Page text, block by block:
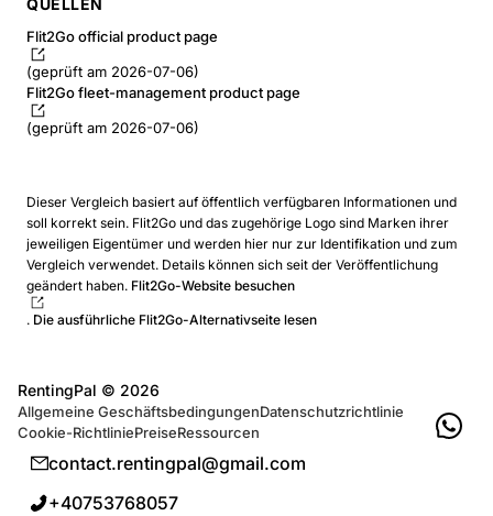
Flit2Go official product page
(geprüft am 2026-07-06)
Flit2Go fleet-management product page
(geprüft am 2026-07-06)
Dieser Vergleich basiert auf öffentlich verfügbaren Informationen und
soll korrekt sein. Flit2Go und das zugehörige Logo sind Marken ihrer
jeweiligen Eigentümer und werden hier nur zur Identifikation und zum
Vergleich verwendet. Details können sich seit der Veröffentlichung
geändert haben. Flit2Go-Website besuchen
. Die ausführliche Flit2Go-Alternativseite lesen
RentingPal © 2026
Allgemeine GeschäftsbedingungenDatenschutzrichtlinie
Cookie-RichtliniePreiseRessourcen
contact.rentingpal@gmail.com
+40753768057